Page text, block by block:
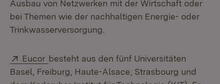
Ausbau von Netzwerken mit der Wirtschaft oder
bei Themen wie der nachhaltigen Energie- oder
Trinkwasserversorgung.
Extern:
Eucor (Öffnet in neuem Fenster)
besteht aus den fünf Universitäten
Basel, Freiburg, Haute-Alsace, Strasbourg und